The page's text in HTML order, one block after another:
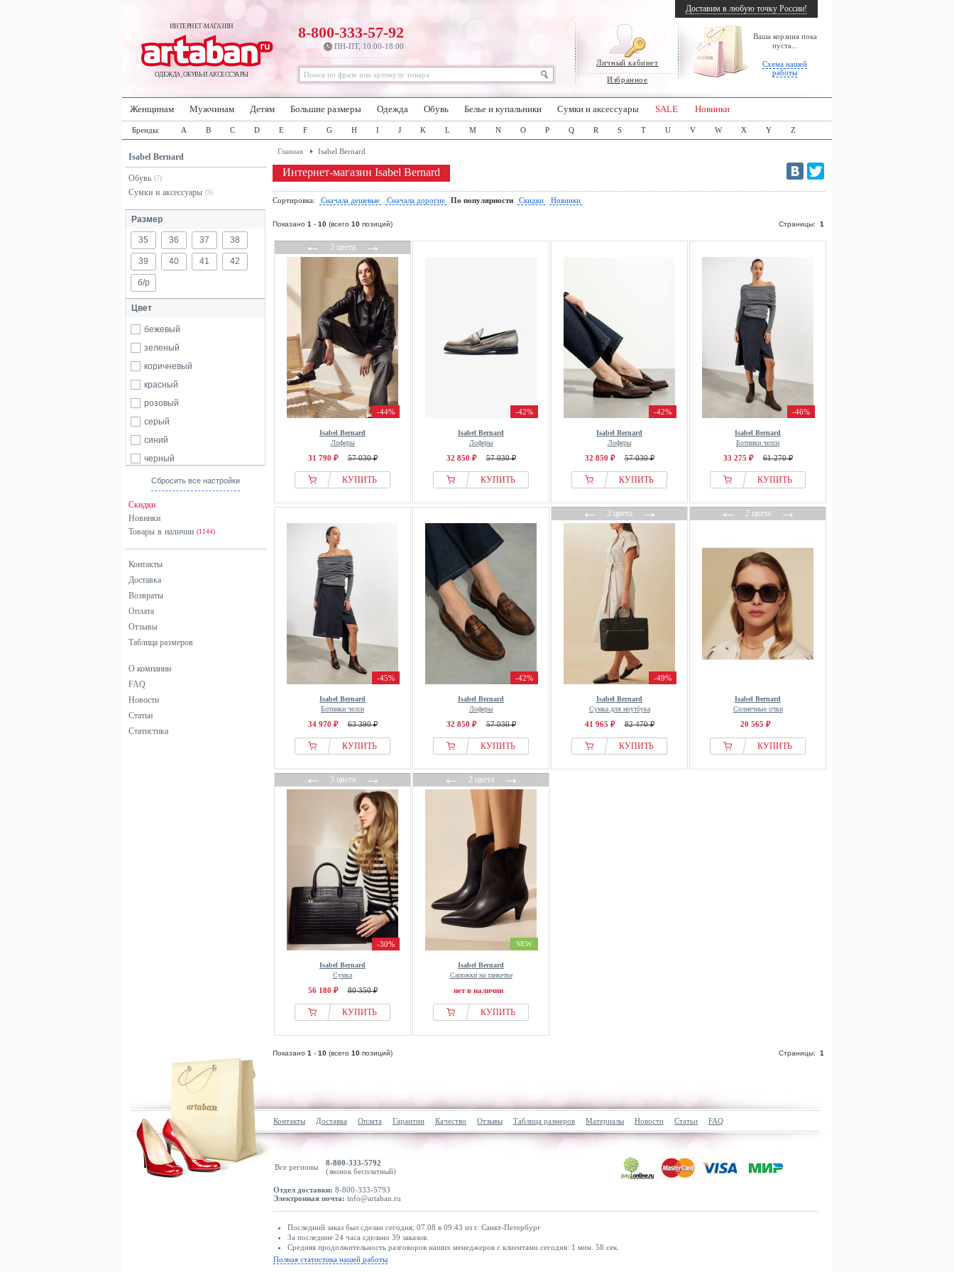
ИНТЕРНЕТ-МАГАЗИН
ОДЕЖДА, ОБУВЬ И АКСЕССУАРЫ
Личный кабинет
Избранное
Ваша корзина пока
пуста...
Схема нашей
работы
8-800-333-57-92
ПН-ПТ, 10:00-18:00
Доставим в любую точку России!
Женщинам Мужчинам Детям Большие размеры Одежда Обувь Белье и купальники Сумки и аксессуары SALE Новинки
Бренды: A B C D E F G H I J K L M N O P Q R S T U V W X Y Z
Isabel Bernard
Обувь (7)
Сумки и аксессуары (3)
Размер
35 36 37 38
39 40 41 42
б/р
Цвет
бежевый
зеленый
коричневый
красный
розовый
серый
синий
черный
Сбросить все настройки
Скидки
Новинки
Товары в наличии (1144)
Контакты
Доставка
Возвраты
Оплата
Отзывы
Таблица размеров
О компании
FAQ
Новости
Статьи
Статистика
Главная Isabel Bernard
Интернет-магазин Isabel Bernard
Сортировка: Сначала дешевые Сначала дорогие По популярности Скидки Новинки
Показано 1 - 10 (всего 10 позиций) Страницы: 1
←3 цвета→
-44%
Isabel Bernard
Лоферы
31 790 ₽ 57 030 ₽
КУПИТЬ
-42%
Isabel Bernard
Лоферы
32 850 ₽ 57 030 ₽
КУПИТЬ
-42%
Isabel Bernard
Лоферы
32 850 ₽ 57 030 ₽
КУПИТЬ
-46%
Isabel Bernard
Ботинки челси
33 275 ₽ 61 270 ₽
КУПИТЬ
-45%
Isabel Bernard
Ботинки челси
34 970 ₽ 63 390 ₽
КУПИТЬ
-42%
Isabel Bernard
Лоферы
32 850 ₽ 57 030 ₽
КУПИТЬ
←2 цвета→
-49%
Isabel Bernard
Сумка для ноутбука
41 965 ₽ 82 470 ₽
КУПИТЬ
←2 цвета→
Isabel Bernard
Солнечные очки
20 565 ₽
КУПИТЬ
←3 цвета→
-30%
Isabel Bernard
Сумка
56 180 ₽ 80 350 ₽
КУПИТЬ
←2 цвета→
NEW
Isabel Bernard
Сапожки на танкетке
нет в наличии
КУПИТЬ
Показано 1 - 10 (всего 10 позиций) Страницы: 1
Контакты Доставка Оплата Гарантии Качество Отзывы Таблица размеров Материалы Новости Статьи FAQ
Все регионы
8-800-333-5792
(звонок бесплатный)
Отдел доставки: 8-800-333-5793
Электронная почта: info@artaban.ru
Последний заказ был сделан сегодня, 07.08 в 09:43 из г. Санкт-Петербург
За последние 24 часа сделано 39 заказов.
Средняя продолжительность разговоров наших менеджеров с клиентами сегодня: 1 мин. 58 сек.
Полная статистика нашей работы